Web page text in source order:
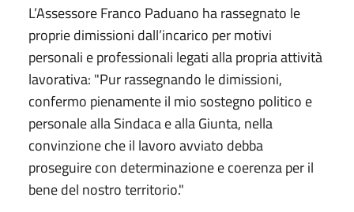
L’Assessore Franco Paduano ha rassegnato le
proprie dimissioni dall’incarico per motivi
personali e professionali legati alla propria attività
lavorativa: "Pur rassegnando le dimissioni,
confermo pienamente il mio sostegno politico e
personale alla Sindaca e alla Giunta, nella
convinzione che il lavoro avviato debba
proseguire con determinazione e coerenza per il
bene del nostro territorio."